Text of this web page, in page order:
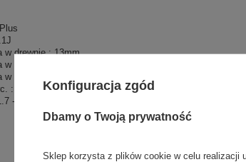
w drewnie : 13mm
stali : 10mm
betonie : 13mm
: 4.3 m/s²
-1,9kg
Konfiguracja zgód
Dbamy o Twoją prywatność
Sklep korzysta z plików cookie w celu realizacji